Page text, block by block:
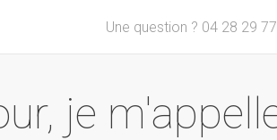
Une question ? 04 28 29
je